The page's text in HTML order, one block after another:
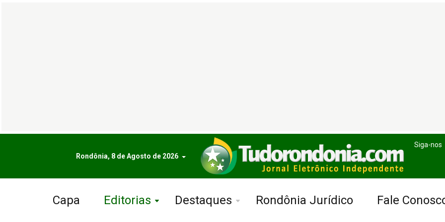
Rondônia, 8 de Agosto de 2026
Siga-nos
Capa Editorias Destaques Rondônia Jurídico Fale